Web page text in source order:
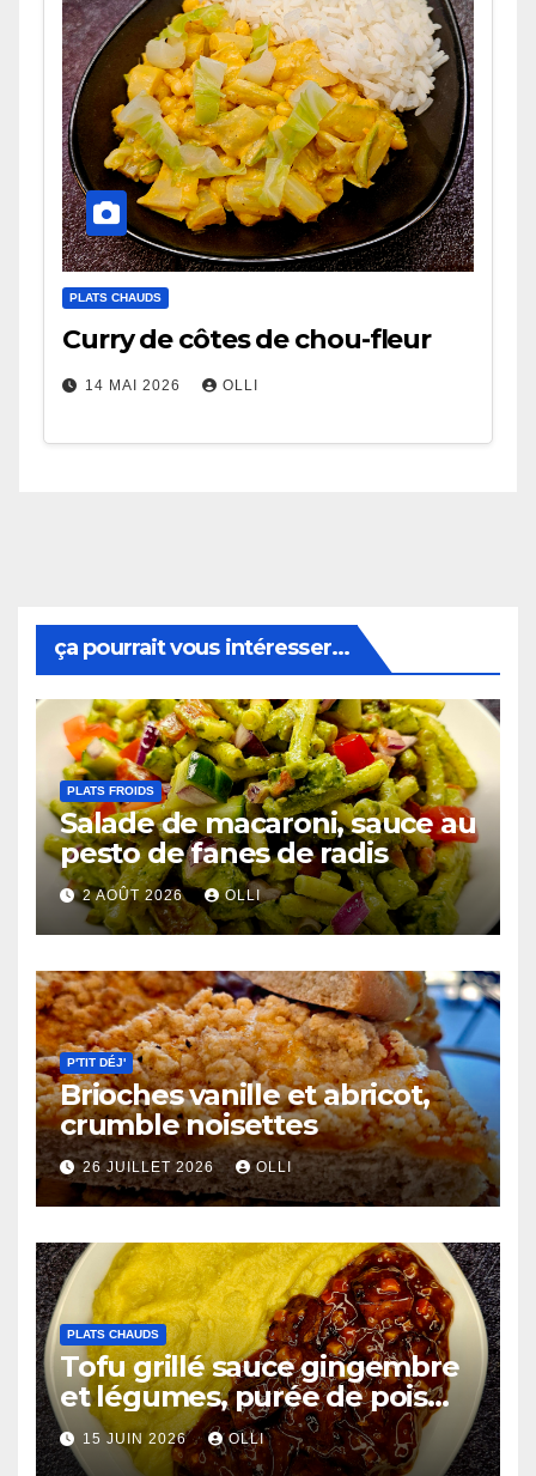
PLATS CHAUDS
Curry de côtes de chou-fleur
14 MAI 2026 OLLI
ça pourrait vous intéresser...
PLATS FROIDS
Salade de macaroni, sauce au
pesto de fanes de radis
2 AOÛT 2026 OLLI
P'TIT DÉJ'
Brioches vanille et abricot,
crumble noisettes
26 JUILLET 2026 OLLI
PLATS CHAUDS
Tofu grillé sauce gingembre
et légumes, purée de pois
chiches et côtes de chou-
fleur au miso
15 JUIN 2026 OLLI